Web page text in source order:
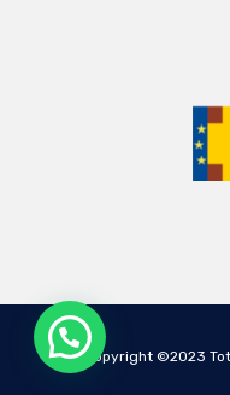
Copyright ©2023